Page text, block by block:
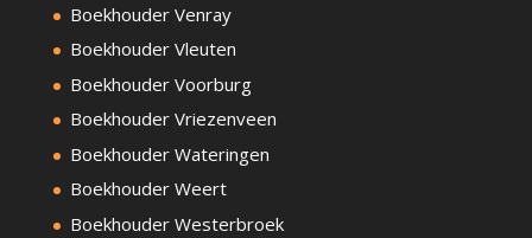
Boekhouder Venray
Boekhouder Vleuten
Boekhouder Voorburg
Boekhouder Vriezenveen
Boekhouder Wateringen
Boekhouder Weert
Boekhouder Westerbroek